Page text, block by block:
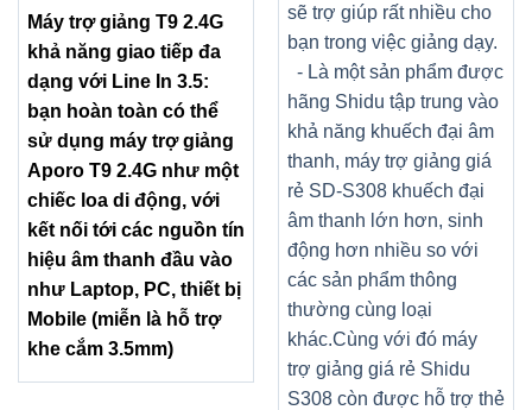
Máy trợ giảng T9 2.4G
khả năng giao tiếp đa
dạng với Line In 3.5:
bạn hoàn toàn có thể
sử dụng máy trợ giảng
Aporo T9 2.4G như một
chiếc loa di động, với
kết nối tới các nguồn tín
hiệu âm thanh đầu vào
như Laptop, PC, thiết bị
Mobile (miễn là hỗ trợ
khe cắm 3.5mm)
sẽ trợ giúp rất nhiều cho
bạn trong việc giảng dạy.
- Là một sản phẩm được
hãng Shidu tập trung vào
khả năng khuếch đại âm
thanh, máy trợ giảng giá
rẻ SD-S308 khuếch đại
âm thanh lớn hơn, sinh
động hơn nhiều so với
các sản phẩm thông
thường cùng loại
khác.Cùng với đó máy
trợ giảng giá rẻ Shidu
S308 còn được hỗ trợ thẻ